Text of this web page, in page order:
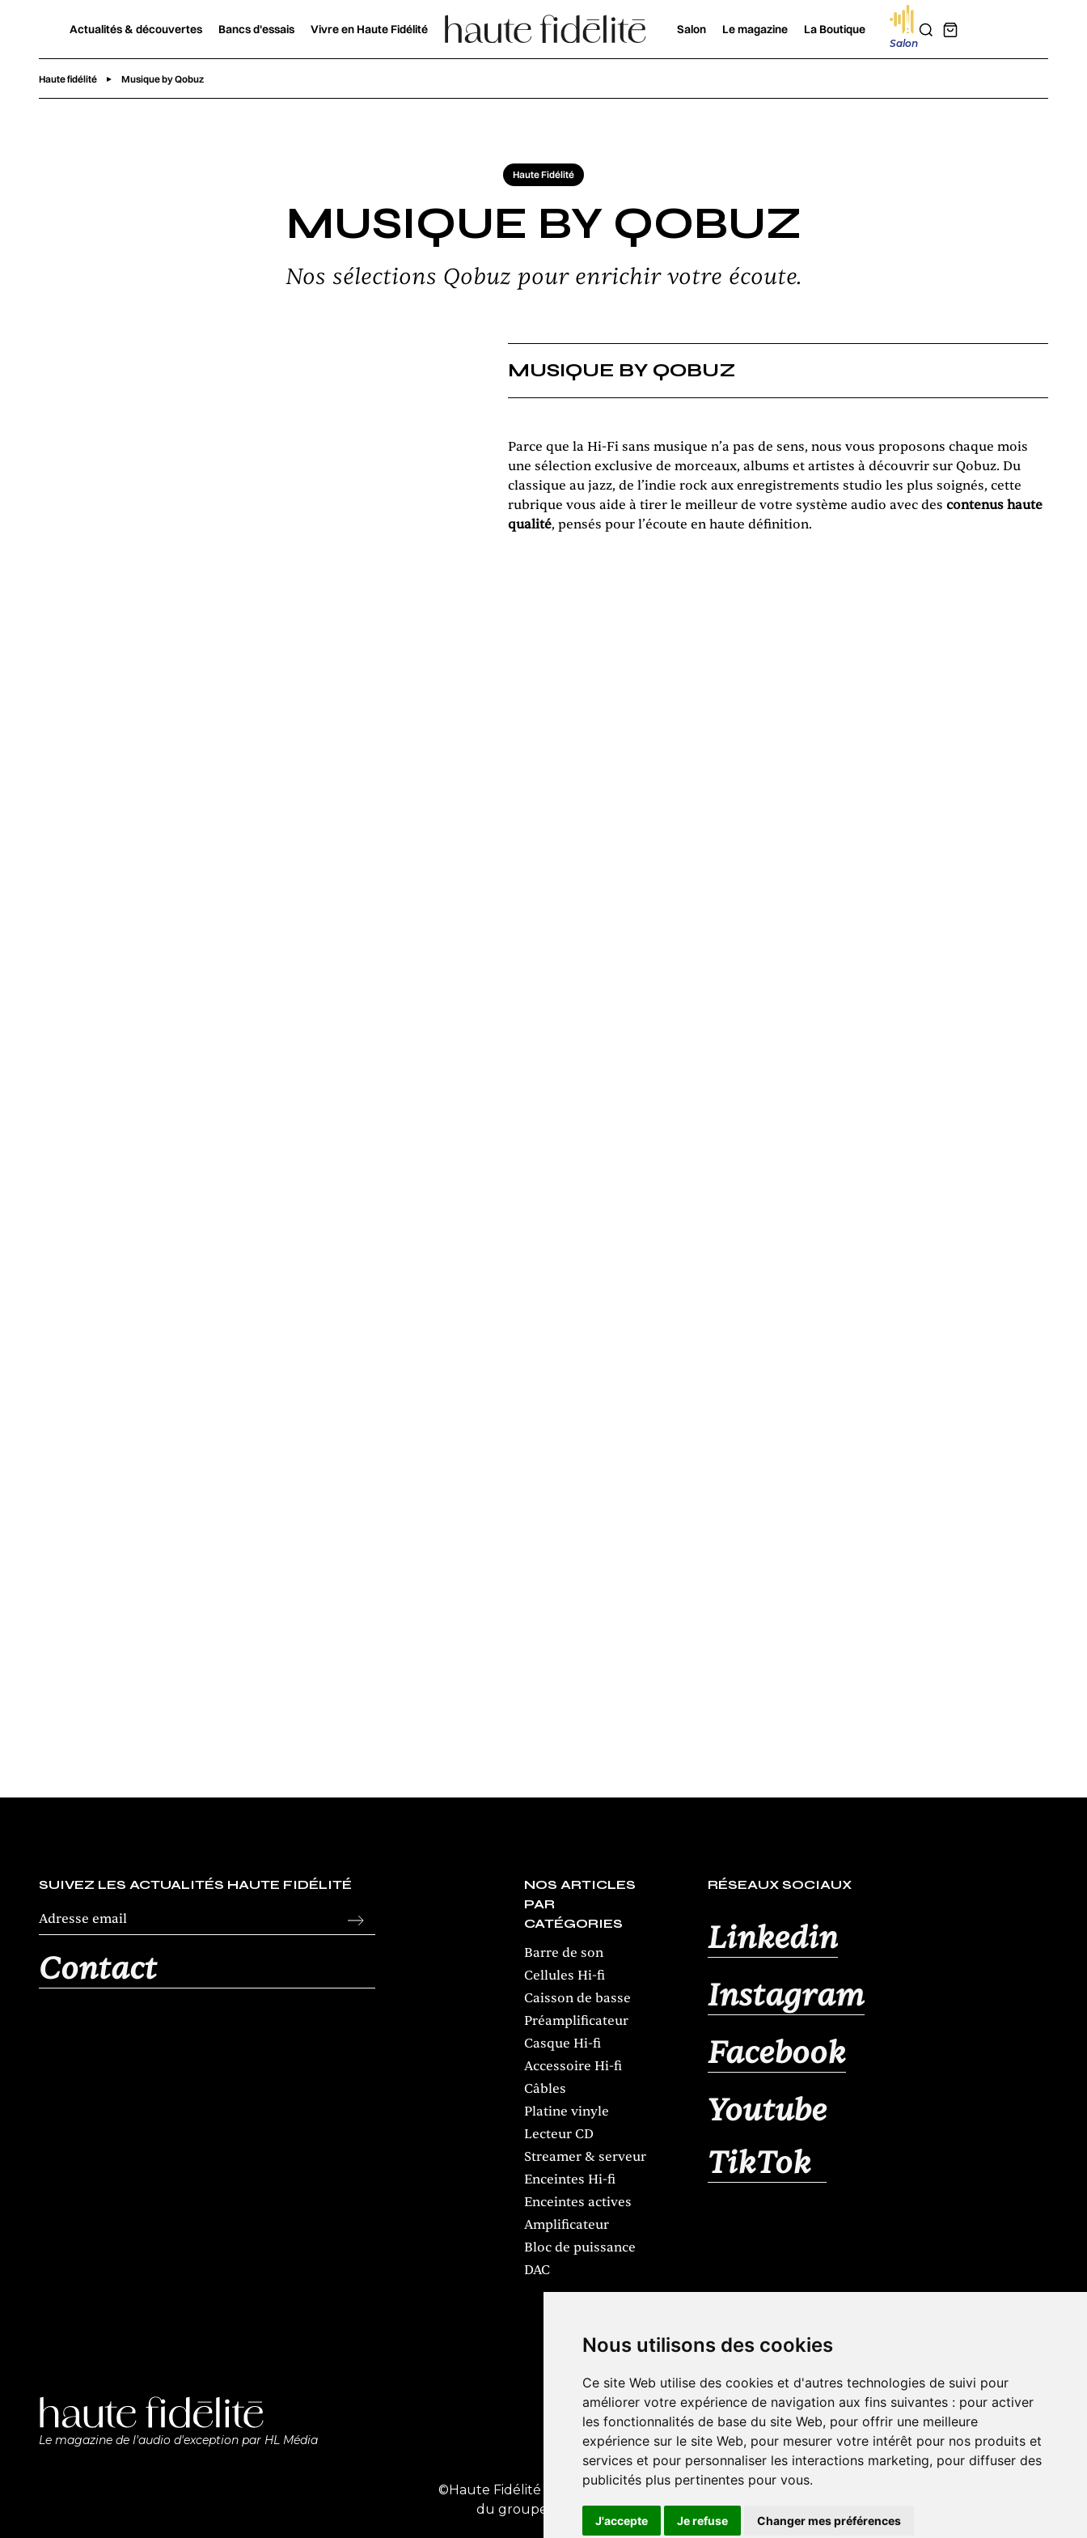
Nous utilisons des cookies
Ce site Web utilise des cookies et d'autres technologies de suivi pour
améliorer votre expérience de navigation aux fins suivantes : pour activer
les fonctionnalités de base du site Web, pour offrir une meilleure
expérience sur le site Web, pour mesurer votre intérêt pour nos produits et
services et pour personnaliser les interactions marketing, pour diffuser des
publicités plus pertinentes pour vous.
J'accepte Je refuse Changer mes préférences
Actualités & découvertes Bancs d'essais Vivre en Haute Fidélité Salon Le magazine La Boutique
Salon
Haute fidélité Musique by Qobuz
Haute Fidélité
MUSIQUE BY QOBUZ
Nos sélections Qobuz pour enrichir votre écoute.
MUSIQUE BY QOBUZ
Parce que la Hi-Fi sans musique n’a pas de sens, nous vous proposons chaque mois
une sélection exclusive de morceaux, albums et artistes à découvrir sur Qobuz. Du
classique au jazz, de l’indie rock aux enregistrements studio les plus soignés, cette
rubrique vous aide à tirer le meilleur de votre système audio avec des contenus haute
qualité, pensés pour l’écoute en haute définition.
SUIVEZ LES ACTUALITÉS HAUTE FIDÉLITÉ
Contact
NOS ARTICLES
PAR
CATÉGORIES
Barre de son
Cellules Hi-fi
Caisson de basse
Préamplificateur
Casque Hi-fi
Accessoire Hi-fi
Câbles
Platine vinyle
Lecteur CD
Streamer & serveur
Enceintes Hi-fi
Enceintes actives
Amplificateur
Bloc de puissance
DAC
RÉSEAUX SOCIAUX
Linkedin
Instagram
Facebook
Youtube
TikTok
Le magazine de l'audio d'exception par HL Média Mentions légales Préférences en matières de cookies Politique de confidentialité
©Haute Fidélité est une marque
du groupe HL Média